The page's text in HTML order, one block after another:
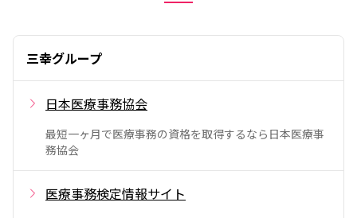
三幸グループ
日本医療事務協会
最短一ヶ月で医療事務の資格を取得するなら日本医療事
務協会
医療事務検定情報サイト